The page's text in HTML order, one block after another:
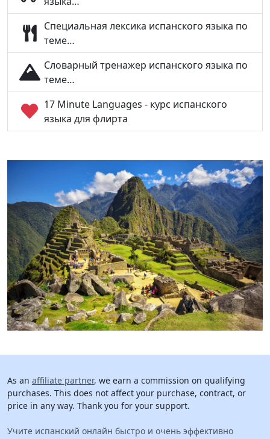
Специальная лексика испанского языка по
теме…
Словарный тренажер испанского языка по
теме…
17 Minute Languages - курс испанского
языка для флирта
As an affiliate partner, we earn a commission on qualifying
purchases. This does not affect your purchase, contract, or
price in any way. Thank you for your support.
Учите испанский онлайн быстро и очень эффективно